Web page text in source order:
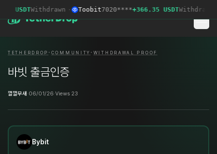
USDTWithdrawn · Toobit7020****+366.35 USDTWithdrawn
TETHERDROP · COMMUNITY · WITHDRAWAL PROOF
바빗 출금인증
껄껄무새·06/01/26·Views 23
Bybit